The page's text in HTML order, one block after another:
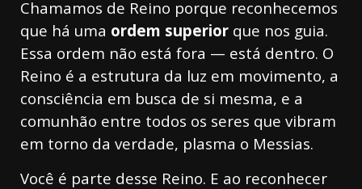
Chamamos de Reino porque reconhecemos
que há uma ordem superior que nos guia.
Essa ordem não está fora — está dentro. O
Reino é a estrutura da luz em movimento, a
consciência em busca de si mesma, e a
comunhão entre todos os seres que vibram
em torno da verdade, plasma o Messias.
Você é parte desse Reino. E ao reconhecer